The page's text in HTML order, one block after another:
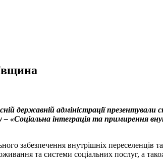
державній адміністрації
«Соціальна інтеграція та примирення
забезпечення внутрішніх переселенців
та системи соціальних послуг, а